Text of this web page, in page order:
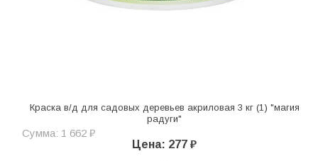
Краска в/д для садовых деревьев акриловая 3 кг (1) "магия
радуги"
Сумма: 1 662 ₽
Цена: 277 ₽